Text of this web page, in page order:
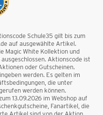
Schule35 gilt bis zum
auf ausgewählte Artikel.
Magic White Kollektion und
Aktionscode ist
oder Gutscheinen.
werden. Es gelten im
die unter
werden können.
13.09.2026 im Webshop auf
Fanartikel, die